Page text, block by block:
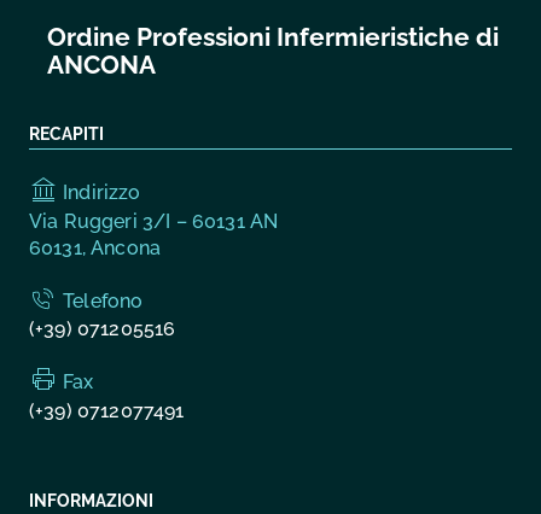
Ordine Professioni Infermieristiche di
ANCONA
RECAPITI
Indirizzo
Via Ruggeri 3/I – 60131 AN
60131, Ancona
Telefono
(+39) 071205516
Fax
(+39) 0712077491
INFORMAZIONI